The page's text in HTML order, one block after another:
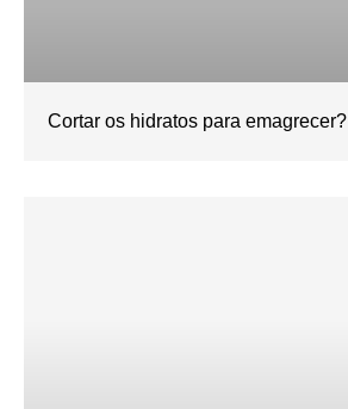
Cortar os hidratos para emagrecer?